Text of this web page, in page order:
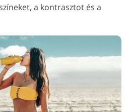
a kontrasztot és a